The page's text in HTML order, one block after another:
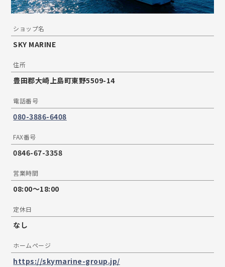
ショップ名
SKY MARINE
住所
豊田郡大崎上島町東野5509-14
電話番号
080-3886-6408
FAX番号
0846-67-3358
営業時間
08:00〜18:00
定休日
なし
ホームページ
https://skymarine-group.jp/